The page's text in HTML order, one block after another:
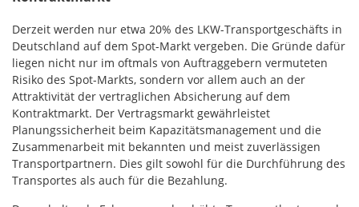
Derzeit werden nur etwa 20% des LKW-Transportgeschäfts in
Deutschland auf dem Spot-Markt vergeben. Die Gründe dafür
liegen nicht nur im oftmals von Auftraggebern vermuteten
Risiko des Spot-Markts, sondern vor allem auch an der
Attraktivität der vertraglichen Absicherung auf dem
Kontraktmarkt. Der Vertragsmarkt gewährleistet
Planungssicherheit beim Kapazitätsmanagement und die
Zusammenarbeit mit bekannten und meist zuverlässigen
Transportpartnern. Dies gilt sowohl für die Durchführung des
Transportes als auch für die Bezahlung.